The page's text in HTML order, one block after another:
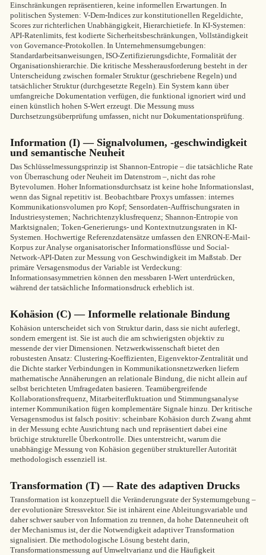
Einschränkungen repräsentieren, keine informellen Erwartungen. In
politischen Systemen: V-Dem-Indices zur konstitutionellen Regeldichte,
Scores zur richterlichen Unabhängigkeit, Hierarchietiefe. In KI-Systemen:
API-Ratenlimits, fest kodierte Sicherheitsbeschränkungen, Vollständigkeit
von Governance-Protokollen. In Unternehmensumgebungen:
Standardarbeitsanweisungen, ISO-Zertifizierungsdichte, Formalität der
Organisationshierarchie. Die kritische Messherausforderung besteht in der
Unterscheidung zwischen formaler Struktur (geschriebene Regeln) und
tatsächlicher Struktur (durchgesetzte Regeln). Ein System kann über
umfangreiche Dokumentation verfügen, die funktional ignoriert wird und
einen künstlich hohen S-Wert erzeugt. Die Messung muss
Durchsetzungsüberprüfung umfassen, nicht nur Dokumentationsprüfung.
Information (I) — Signalvolumen, -geschwindigkeit
und semantische Neuheit
Das Schlüsselmessungsprinzip ist Shannon-Entropie – die tatsächliche Rate
von Überraschung oder Neuheit im Datenstrom –, nicht das rohe
Bytevolumen. Hoher Informationsdurchsatz ist keine hohe Informationslast,
wenn das Signal repetitiv ist. Beobachtbare Proxys umfassen: internes
Kommunikationsvolumen pro Kopf; Sensordaten-Auffrischungsraten in
Industriesystemen; Nachrichtenzyklusfrequenz; Shannon-Entropie von
Marktsignalen; Token-Generierungs- und Kontextnutzungsraten in KI-
Systemen. Hochwertige Referenzdatensätze umfassen den ENRON-E-Mail-
Korpus zur Analyse organisatorischer Informationsflüsse und Social-
Network-API-Daten zur Messung von Geschwindigkeit im Maßstab. Der
primäre Versagensmodus der Variable ist Verdeckung:
Informationsasymmetrien können den messbaren I-Wert unterdrücken,
während der tatsächliche Informationsdruck erheblich ist.
Kohäsion (C) — Informelle relationale Bindung
Kohäsion unterscheidet sich von Struktur darin, dass sie nicht auferlegt,
sondern emergent ist. Sie ist auch die am schwierigsten objektiv zu
messende der vier Dimensionen. Netzwerkwissenschaft bietet den
robustesten Ansatz: Clustering-Koeffizienten, Eigenvektor-Zentralität und
die Dichte starker Verbindungen in Kommunikationsnetzwerken liefern
mathematische Annäherungen an relationale Bindung, die nicht allein auf
selbst berichteten Umfragedaten basieren. Teamübergreifende
Kollaborationsfrequenz, Mitarbeiterfluktuation und Stimmungsanalyse
interner Kommunikation fügen komplementäre Signale hinzu. Der kritische
Versagensmodus ist falsch positiv: scheinbare Kohäsion durch Zwang ahmt
in der Messung echte Ausrichtung nach und repräsentiert dabei eine
brüchige strukturelle Überkontrolle. Dies unterstreicht, warum die
unabhängige Messung von Kohäsion gegenüber struktureller Autorität
methodologisch essenziell ist.
Transformation (T) — Rate des adaptiven Drucks
Transformation ist konzeptuell die Veränderungsrate der Systemumgebung –
der evolutionäre Stressvektor. Sie ist inhärent eine Ableitungsvariable und
daher schwer sauber von Information zu trennen, da hohe Datenneuheit oft
der Mechanismus ist, der die Notwendigkeit adaptiver Transformation
signalisiert. Die methodologische Lösung besteht darin,
Transformationsmessung auf Umweltvarianz und die Häufigkeit